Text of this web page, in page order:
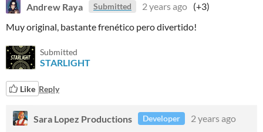
Andrew Raya Submitted 2 years ago (+3)
Muy original, bastante frenético pero divertido!
Submitted
STARLIGHT
Like Reply
Sara Lopez Productions Developer
2 years ago